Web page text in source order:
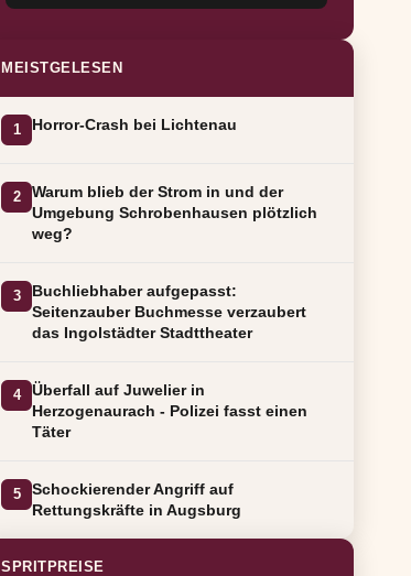
MEISTGELESEN
1 Horror-Crash bei Lichtenau
2
Warum blieb der Strom in und der
Umgebung Schrobenhausen plötzlich
weg?
3
Buchliebhaber aufgepasst:
Seitenzauber Buchmesse verzaubert
das Ingolstädter Stadttheater
4
Überfall auf Juwelier in
Herzogenaurach - Polizei fasst einen
Täter
5
Schockierender Angriff auf
Rettungskräfte in Augsburg
SPRITPREISE